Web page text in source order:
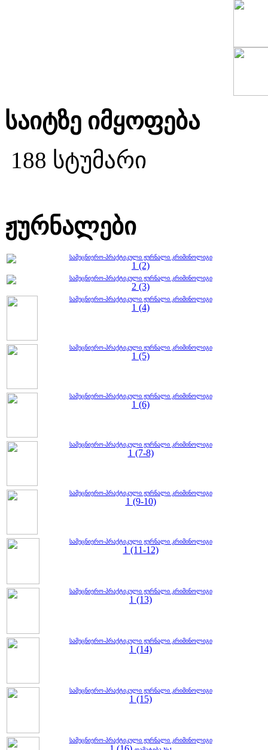
საიტზე იმყოფება
188 სტუმარი
ჟურნალები
სამეცნიერო-პრაქტიკული ჟურნალი კრიმინოლიგი
1 (2)
სამეცნიერო-პრაქტიკული ჟურნალი კრიმინოლიგი
2 (3)
სამეცნიერო-პრაქტიკული ჟურნალი კრიმინოლიგი
1 (4)
სამეცნიერო-პრაქტიკული ჟურნალი კრიმინოლიგი
1 (5)
სამეცნიერო-პრაქტიკული ჟურნალი კრიმინოლიგი
1 (6)
სამეცნიერო-პრაქტიკული ჟურნალი კრიმინოლიგი
1 (7-8)
სამეცნიერო-პრაქტიკული ჟურნალი კრიმინოლიგი
1 (9-10)
სამეცნიერო-პრაქტიკული ჟურნალი კრიმინოლიგი
1 (11-12)
სამეცნიერო-პრაქტიკული ჟურნალი კრიმინოლიგი
1 (13)
სამეცნიერო-პრაქტიკული ჟურნალი კრიმინოლიგი
1 (14)
სამეცნიერო-პრაქტიკული ჟურნალი კრიმინოლიგი
1 (15)
სამეცნიერო-პრაქტიკული ჟურნალი კრიმინოლიგი